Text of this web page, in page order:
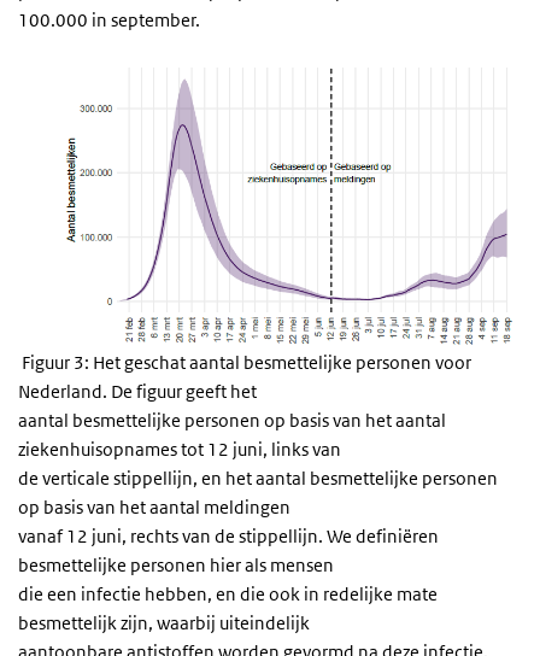
100.000 in september.
Figuur 3: Het geschat aantal besmettelijke personen voor
Nederland. De figuur geeft het
aantal besmettelijke personen op basis van het aantal
ziekenhuisopnames tot 12 juni, links van
de verticale stippellijn, en het aantal besmettelijke personen
op basis van het aantal meldingen
vanaf 12 juni, rechts van de stippellijn. We definiëren
besmettelijke personen hier als mensen
die een infectie hebben, en die ook in redelijke mate
besmettelijk zijn, waarbij uiteindelijk